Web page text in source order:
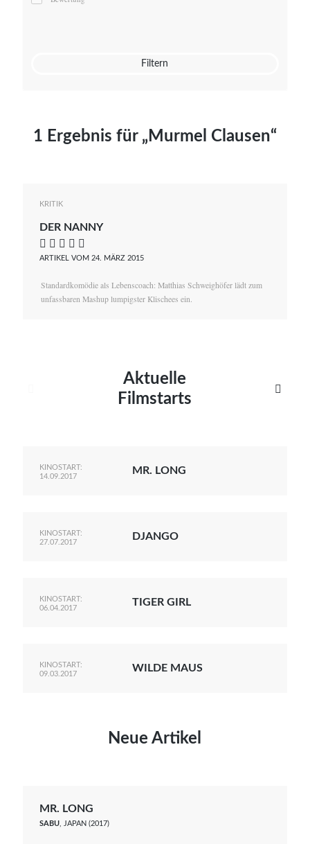
Mato von Vogelstein
Filtern
1 Ergebnis für „Murmel Clausen“
KRITIK
DER NANNY
    
ARTIKEL VOM 24. MÄRZ 2015
Standardkomödie als Lebenscoach: Matthias Schweighöfer lädt zum
unfassbaren Mashup lumpigster Klischees ein.
Aktuelle
Filmstarts

KINOSTART:
14.09.2017
MR. LONG
KINOSTART:
27.07.2017
DJANGO
KINOSTART:
06.04.2017
TIGER GIRL
KINOSTART:
09.03.2017
WILDE MAUS
Neue Artikel
MR. LONG
SABU, JAPAN (2017)